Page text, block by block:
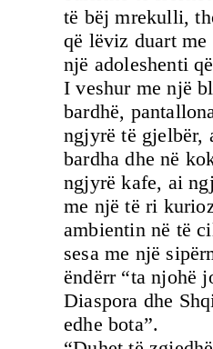
të bëj mrekulli,
që lëviz duart me
një adoleshenti
I veshur me një
bardhë,
ngjyrë të gjelbër,
bardha dhe në
ngjyrë kafe, ai
me një të ri
ambientin në të
sesa me një
ëndërr “ta njohë
Diaspora dhe
edhe bota”.